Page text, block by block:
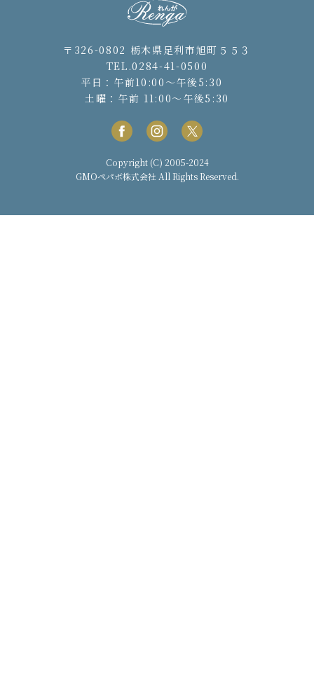
〒326-0802 栃木県足利市旭町５５３
TEL.0284-41-0500
平日：午前10:00〜午後5:30
土曜：午前 11:00〜午後5:30
Copyright (C) 2005-2024
GMOペパボ株式会社 All Rights Reserved.